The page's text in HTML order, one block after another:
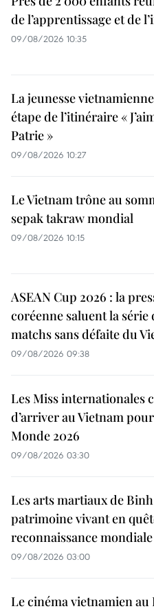
de l’apprentissage et de
09/08/2026 10:35
La jeunesse
étape de l’itinéraire «
Patrie »
09/08/2026 10:27
Le Vietnam trône au
sepak takraw mondial
09/08/2026 10:15
ASEAN Cup 2026 : la
coréenne saluent la série
matchs sans défaite du
09/08/2026 09:38
Les Miss internationales
d’arriver au Vietnam
Monde 2026
09/08/2026 03:30
Les arts martiaux de
patrimoine vivant en
reconnaissance mondiale
09/08/2026 03:00
Le cinéma vietnamien au